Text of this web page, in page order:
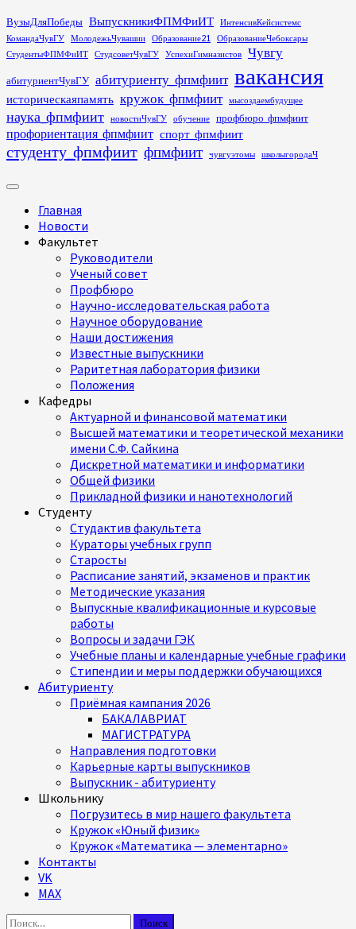
Перейти
к
содержимому
ВузыДляПобеды ВыпускникиФПМФиИТ
ИнтенсивКейсистемс
КомандаЧувГУ
МолодежьЧувашии Образование21
ОбразованиеЧебоксары
СтудентыФПМФиИТ
СтудсоветЧувГУ УспехиГимназистов Чувгу
абитуриентЧувГУ абитуриенту_фпмфиит вакансия
историческаяпамять кружок_фпмфиит мысоздаембудущее
наука_фпмфиит новостиЧувГУ обучение профбюро_фпмфиит
профориентация_фпмфиит спорт_фпмфиит
студенту_фпмфиит фпмфиит чувгуэтомы школыгородаЧ
Основное
Главная
Новости
Факультет
Руководители
Ученый совет
Профбюро
Научно-исследовательская работа
Научное оборудование
Наши достижения
Известные выпускники
Раритетная лаборатория физики
Положения
Кафедры
Актуарной и финансовой математики
Высшей математики и теоретической механики
имени С.Ф. Сайкина
Дискретной математики и информатики
Общей физики
Прикладной физики и нанотехнологий
Студенту
Студактив факультета
Кураторы учебных групп
Старосты
Расписание занятий, экзаменов и практик
Методические указания
Выпускные квалификационные и курсовые
работы
Вопросы и задачи ГЭК
Учебные планы и календарные учебные графики
Стипендии и меры поддержки обучающихся
Абитуриенту
Приёмная кампания 2026
БАКАЛАВРИАТ
МАГИСТРАТУРА
Направления подготовки
Карьерные карты выпускников
Выпускник - абитуриенту
Школьнику
Погрузитесь в мир нашего факультета
Кружок «Юный физик»
Кружок «Математика — элементарно»
Контакты
VK
MAX
Найти: